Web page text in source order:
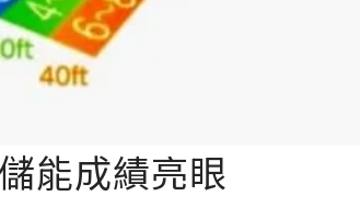
能成績亮眼